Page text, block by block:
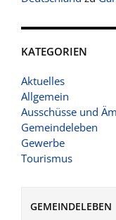
KATEGORIEN
Aktuelles
Allgemein
Ausschüsse und
Gemeindeleben
Gewerbe
Tourismus
GEMEINDELEBEN